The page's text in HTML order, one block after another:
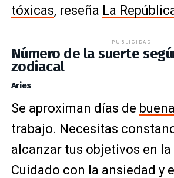
tóxicas, reseña La
PUBLICIDAD
Número de la suerte
zodiacal
Aries
Se aproximan días de
trabajo. Necesitas
alcanzar tus objetivos en la
Cuidado con la ansiedad y